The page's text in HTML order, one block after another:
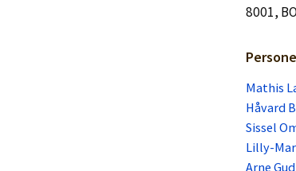
8001,
Mathis
Håvard
Sissel
Lilly-
Arne